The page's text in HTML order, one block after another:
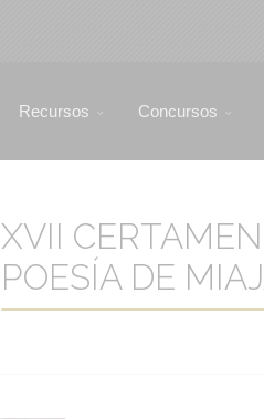
Recursos Concursos
XVII
POESÍA DE